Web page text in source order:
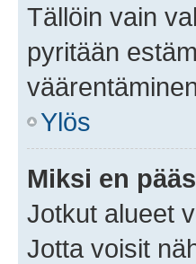
Tällöin vain
pyritään
Ylös
Miksi en
Jotkut alueet
Jotta voisit